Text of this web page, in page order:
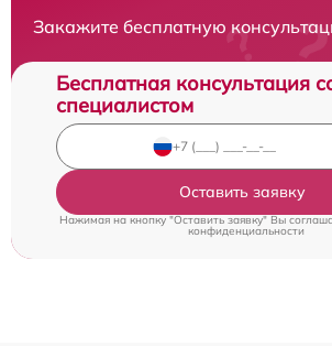
Закажите бесплатную
Бесплатная консультация
специалистом
Оставить заявку
Нажимая на кнопку "Оставить заявку" Вы
конфиденциальности